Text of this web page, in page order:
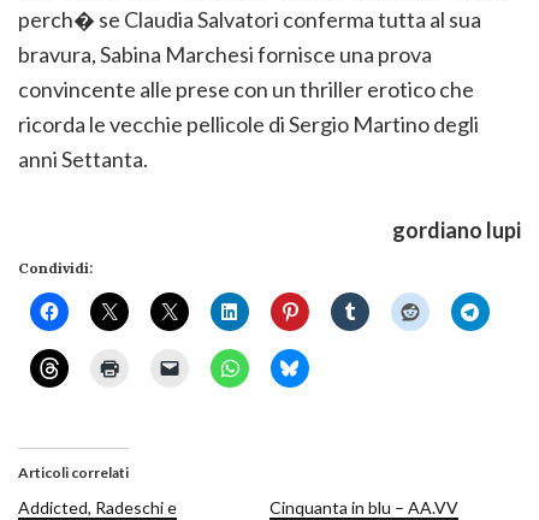
perch� se Claudia Salvatori conferma tutta al sua
bravura, Sabina Marchesi fornisce una prova
convincente alle prese con un thriller erotico che
ricorda le vecchie pellicole di Sergio Martino degli
anni Settanta.
gordiano lupi
Condividi:
Articoli correlati
Addicted, Radeschi e
Cinquanta in blu – AA.VV